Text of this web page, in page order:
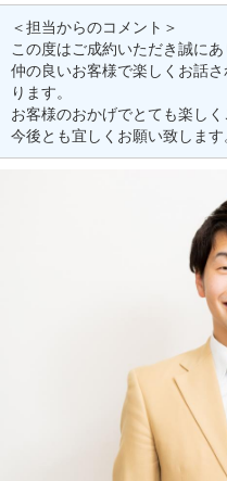
＜担当からのコメント＞
この度はご成約いただき誠にあ
仲の良いお客様で楽しくお話
ります。
お客様のおかげでとても楽しく
今後とも宜しくお願い致します